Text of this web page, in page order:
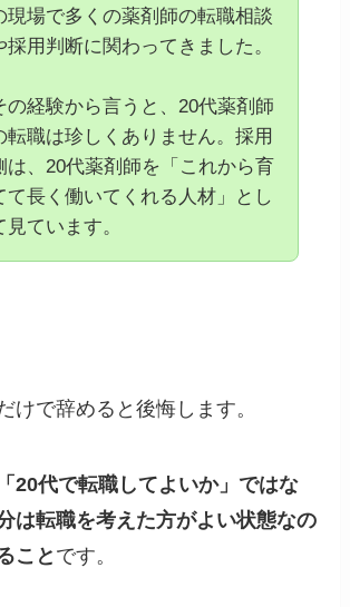
現場で多くの薬剤師の転職相談
採用判断に関わってきました。
の経験から言うと、20代薬剤師
転職は珍しくありません。採用
は、20代薬剤師を「これから育
て長く働いてくれる人材」とし
見ています。
けで辞めると後悔します。
「20代で転職してよいか」ではな
は転職を考えた方がよい状態なの
こと です。